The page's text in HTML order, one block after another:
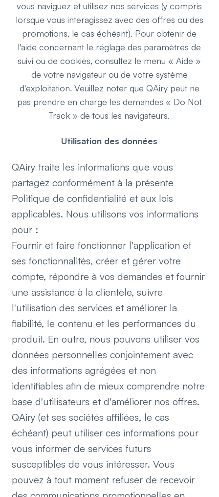
vous naviguez et utilisez nos services (y compris
lorsque vous interagissez avec des offres ou des
promotions, le cas échéant). Pour obtenir de
l'aide concernant le réglage des paramètres de
suivi ou de cookies, consultez le menu « Aide »
de votre navigateur ou de votre système
d'exploitation. Veuillez noter que QAiry peut ne
pas prendre en charge les demandes « Do Not
Track » de tous les navigateurs.
Utilisation des données
QAiry traite les informations que vous
partagez conformément à la présente
Politique de confidentialité et aux lois
applicables. Nous utilisons vos informations
pour :
Fournir et faire fonctionner l'application et
ses fonctionnalités, créer et gérer votre
compte, répondre à vos demandes et fournir
une assistance à la clientèle, suivre
l'utilisation des services et améliorer la
fiabilité, le contenu et les performances du
produit. En outre, nous pouvons utiliser vos
données personnelles conjointement avec
des informations agrégées et non
identifiables afin de mieux comprendre notre
base d'utilisateurs et d'améliorer nos offres.
QAiry (et ses sociétés affiliées, le cas
échéant) peut utiliser ces informations pour
vous informer de services futurs
susceptibles de vous intéresser. Vous
pouvez à tout moment refuser de recevoir